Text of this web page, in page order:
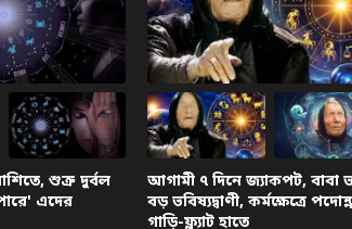
শুক্র দুর্বল
এদের
আগামী ৭ দিনে জ্যাকপট, বাবা
বড় ভবিষ্যদ্বাণী, কর্মক্ষেত্রে
গাড়ি-ফ্ল্যাট হাতে